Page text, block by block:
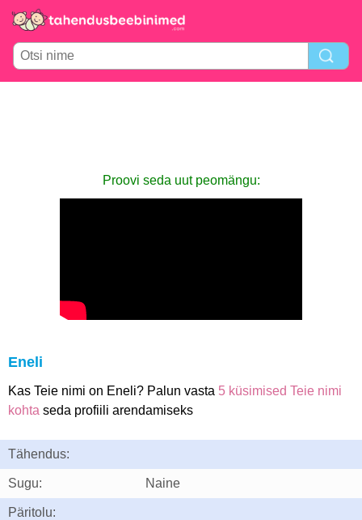
Proovi seda uut peomängu:
Eneli
Kas Teie nimi on Eneli? Palun vasta 5 küsimised Teie nimi
kohta seda profiili arendamiseks
Tähendus:
Sugu: Naine
Päritolu: